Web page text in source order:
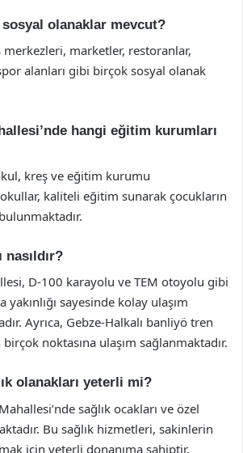
olanaklar mevcut?
merkezleri, marketler, restoranlar,
alanları gibi birçok sosyal olanak
hangi eğitim kurumları
kreş ve eğitim kurumu
kaliteli eğitim sunarak çocukların
nasıldır?
D-100 karayolu ve TEM otoyolu gibi
yakınlığı sayesinde kolay ulaşım
Ayrıca, Gebze-Halkalı banliyö tren
noktasına ulaşım sağlanmaktadır.
olanakları yeterli mi?
sağlık ocakları ve özel
Bu sağlık hizmetleri, sakinlerin
için yeterli donanıma sahiptir.